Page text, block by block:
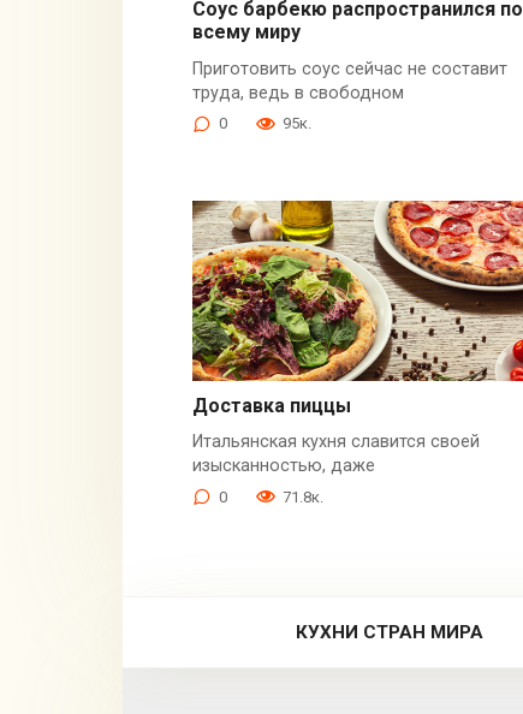
Соус барбекю распространился по
всему миру
Приготовить соус сейчас не составит
труда, ведь в свободном
0 95к.
Доставка пиццы
Итальянская кухня славится своей
изысканностью, даже
0 71.8к.
КУХНИ СТРАН МИРА